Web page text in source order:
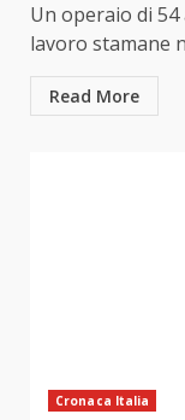
Un operaio di
lavoro stamane
Read More
Cronaca Italia